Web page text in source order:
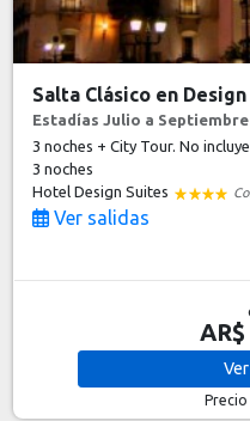
Salta Clásico en
Estadías Julio a
3 noches + City Tour. No
3 noches
Hotel Design Suites
Ver salidas
Ver